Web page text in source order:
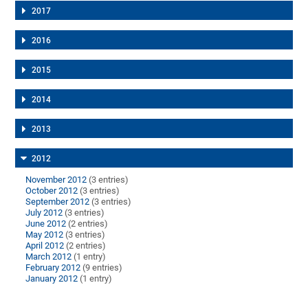
2017
2016
2015
2014
2013
2012
November 2012 (3 entries)
October 2012 (3 entries)
September 2012 (3 entries)
July 2012 (3 entries)
June 2012 (2 entries)
May 2012 (3 entries)
April 2012 (2 entries)
March 2012 (1 entry)
February 2012 (9 entries)
January 2012 (1 entry)